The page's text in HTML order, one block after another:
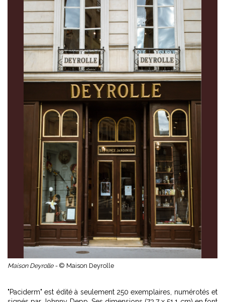
Maison Deyrolle - © Maison Deyrolle
"Paciderm" est édité à seulement 250 exemplaires, numérotés et